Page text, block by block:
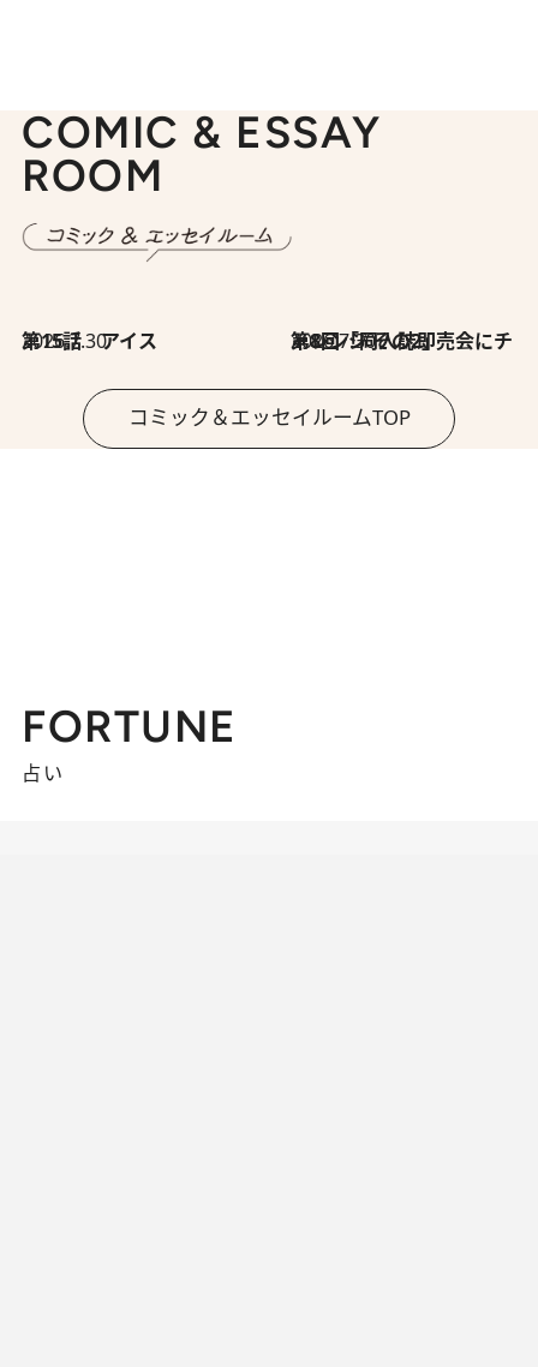
COMIC & ESSAY
ROOM
2026.7.30
第15話 アイス 2026.7.30
第8回「同人誌即売会にチャレンジ その2」
コミック＆エッセイルームTOP
FORTUNE
占い